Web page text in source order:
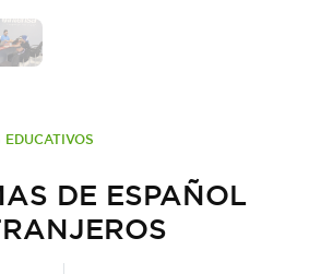
EDUCATIVOS
DE ESPAÑOL